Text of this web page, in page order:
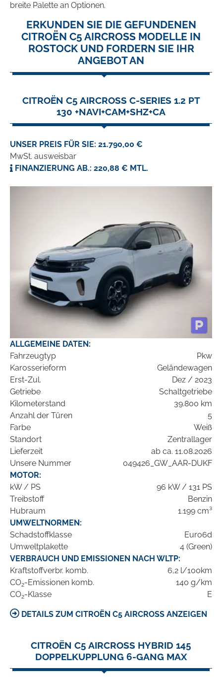
breite Palette an Optionen.
ERKUNDEN SIE DIE GEFUNDENEN
CITROËN C5 AIRCROSS MODELLE IN
ROSTOCK UND FORDERN SIE IHR
ANGEBOT AN
CITROËN C5 AIRCROSS C-SERIES 1.2 PT
130 +NAVI+CAM+SHZ+CA
UNSER PREIS FÜR SIE: 21.790,00 €
MwSt. ausweisbar
FINANZIERUNG AB.: 220,88 € MTL.
ALLGEMEINE DATEN:
Fahrzeugtyp
Pkw
Karosserieform
Geländewagen
Erst-Zul.
Dez / 2023
Getriebe
Schaltgetriebe
Kilometerstand
39.800 km
Anzahl der Türen
5
Farbe
Weiß
Standort
Zentrallager
Lieferzeit
ab ca. 11.08.2026
Unsere Nummer
049426_GW_AAR-DUKF
MOTOR:
kW / PS
96 kW / 131 PS
Treibstoff
Benzin
Hubraum
1.199 cm³
UMWELTNORMEN:
Schadstoffklasse
Euro6d
Umweltplakette
4 (Green)
VERBRAUCH UND EMISSIONEN NACH WLTP:
Kraftstoffverbr. komb.
6,2 l/100km
CO2-Emissionen komb.
140 g/km
CO2-Klasse E
DETAILS ZUM CITROËN C5 AIRCROSS ANZEIGEN
CITROËN C5 AIRCROSS HYBRID 145
DOPPELKUPPLUNG 6-GANG MAX